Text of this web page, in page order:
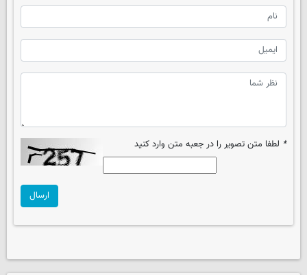
* لطفا متن تصویر را در جعبه متن وارد کنید
ارسال